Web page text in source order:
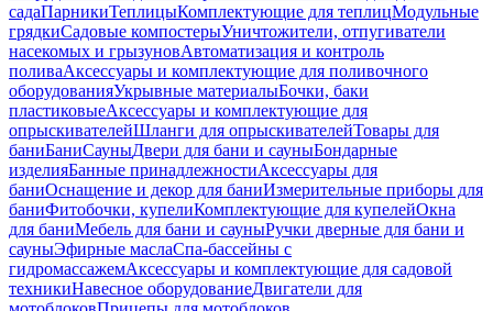
садаПарникиТеплицыКомплектующие для теплицМодульные
грядкиСадовые компостерыУничтожители, отпугиватели
насекомых и грызуновАвтоматизация и контроль
поливаАксессуары и комплектующие для поливочного
оборудованияУкрывные материалыБочки, баки
пластиковыеАксессуары и комплектующие для
опрыскивателейШланги для опрыскивателейТовары для
баниБаниСауныДвери для бани и сауныБондарные
изделияБанные принадлежностиАксессуары для
баниОснащение и декор для баниИзмерительные приборы для
баниФитобочки, купелиКомплектующие для купелейОкна
для баниМебель для бани и сауныРучки дверные для бани и
сауныЭфирные маслаСпа-бассейны с
гидромассажемАксессуары и комплектующие для садовой
техникиНавесное оборудованиеДвигатели для